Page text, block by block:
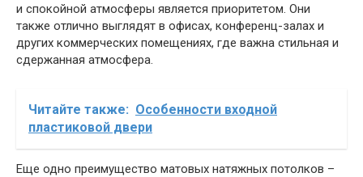
и спокойной атмосферы является приоритетом. Они
также отлично выглядят в офисах, конференц-залах и
других коммерческих помещениях, где важна стильная и
сдержанная атмосфера.
Читайте также: Особенности входной
пластиковой двери
Еще одно преимущество матовых натяжных потолков –